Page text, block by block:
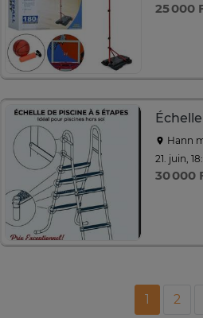
25 000
Hann
21. juin,
30 000
1 2